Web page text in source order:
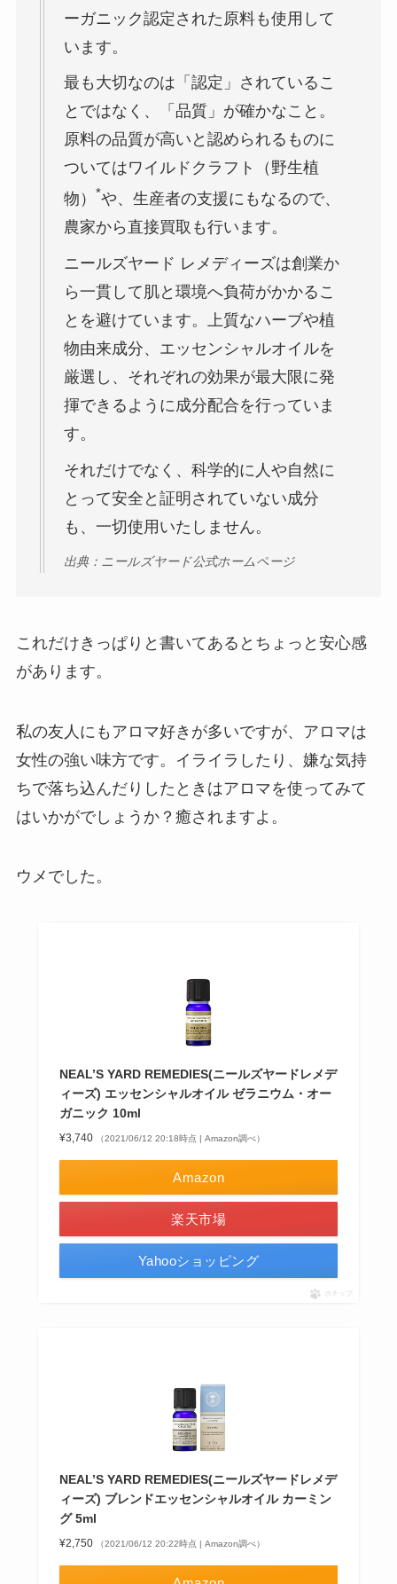
ーガニック認定された原料も使用して
います。
最も大切なのは「認定」されているこ
とではなく、「品質」が確かなこと。
原料の品質が高いと認められるものに
ついてはワイルドクラフト（野生植
物）
*や、生産者の支援にもなるので、
農家から直接買取も行います。
ニールズヤード レメディーズは創業か
ら一貫して肌と環境へ負荷がかかるこ
とを避けています。上質なハーブや植
物由来成分、エッセンシャルオイルを
厳選し、それぞれの効果が最大限に発
揮できるように成分配合を行っていま
す。
それだけでなく、科学的に人や自然に
とって安全と証明されていない成分
も、一切使用いたしません。
出典：ニールズヤード公式ホームページ
これだけきっぱりと書いてあるとちょっと安心感
があります。
私の友人にもアロマ好きが多いですが、アロマは
女性の強い味方です。イライラしたり、嫌な気持
ちで落ち込んだりしたときはアロマを使ってみて
はいかがでしょうか？癒されますよ。
ウメでした。
NEAL’S YARD REMEDIES(ニールズヤードレメデ
ィーズ) エッセンシャルオイル ゼラニウム・オー
ガニック 10ml
¥3,740 （2021/06/12 20:18時点 | Amazon調べ）
Amazon
楽天市場
Yahooショッピング
ポチップ
NEAL’S YARD REMEDIES(ニールズヤードレメデ
ィーズ) ブレンドエッセンシャルオイル カーミン
グ 5ml
¥2,750 （2021/06/12 20:22時点 | Amazon調べ）